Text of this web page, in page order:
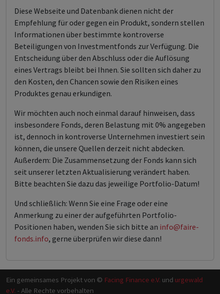
Diese Webseite und Datenbank dienen nicht der
Empfehlung für oder gegen ein Produkt, sondern stellen
Informationen über bestimmte kontroverse
Beteiligungen von Investmentfonds zur Verfügung. Die
Entscheidung über den Abschluss oder die Auflösung
eines Vertrags bleibt bei Ihnen. Sie sollten sich daher zu
den Kosten, den Chancen sowie den Risiken eines
Produktes genau erkundigen.
Wir möchten auch noch einmal darauf hinweisen, dass
insbesondere Fonds, deren Belastung mit 0% angegeben
ist, dennoch in kontroverse Unternehmen investiert sein
können, die unsere Quellen derzeit nicht abdecken.
Außerdem: Die Zusammensetzung der Fonds kann sich
seit unserer letzten Aktualisierung verändert haben.
Bitte beachten Sie dazu das jeweilige Portfolio-Datum!
Und schließlich: Wenn Sie eine Frage oder eine
Anmerkung zu einer der aufgeführten Portfolio-
Positionen haben, wenden Sie sich bitte an info@faire-
fonds.info, gerne überprüfen wir diese dann!
Ein gemeinsames Projekt von © Facing Finance e.V. und urgewald
e.V. - Alle Rechte vorbehalten